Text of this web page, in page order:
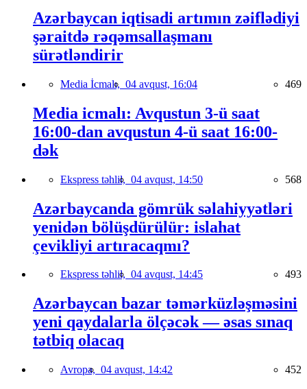
Azərbaycan iqtisadi artımın zəiflədiyi
şəraitdə rəqəmsallaşmanı
sürətləndirir
Media İcmalı, 04 avqust, 16:04 469
Media icmalı: Avqustun 3-ü saat
16:00-dan avqustun 4-ü saat 16:00-
dək
Ekspress təhlil, 04 avqust, 14:50 568
Azərbaycanda gömrük səlahiyyətləri
yenidən bölüşdürülür: islahat
çevikliyi artıracaqmı?
Ekspress təhlil, 04 avqust, 14:45 493
Azərbaycan bazar təmərküzləşməsini
yeni qaydalarla ölçəcək — əsas sınaq
tətbiq olacaq
Avropa, 04 avqust, 14:42 452